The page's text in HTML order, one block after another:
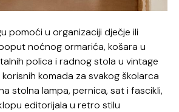
pomoći u organizaciji dječje ili
noćnog ormarića, košara u
polica i radnog stola u vintage
komada za svakog školarca
stolna lampa, pernica, sat i fascikli,
editorijala u retro stilu